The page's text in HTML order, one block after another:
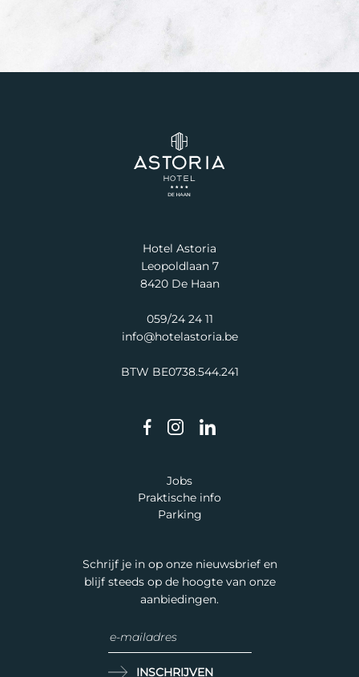
Schrijf je in op onze nieuwsbrief en
blijf steeds op de hoogte van onze
aanbiedingen.
INSCHRIJVEN
Hotel Astoria
Leopoldlaan 7
8420 De Haan
059/24 24 11
info@hotelastoria.be
BTW BE0738.544.241
Jobs
Praktische info
Parking